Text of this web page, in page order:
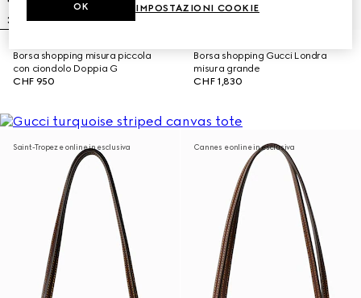
Borsa shopping misura piccola
con ciondolo Doppia G
CHF 950
Borsa shopping Gucci Londra
misura grande
CHF 1,830
Saint-Tropez e online in esclusiva Cannes e online in esclusiva
IMPOSTAZIONI COOKIE
OK